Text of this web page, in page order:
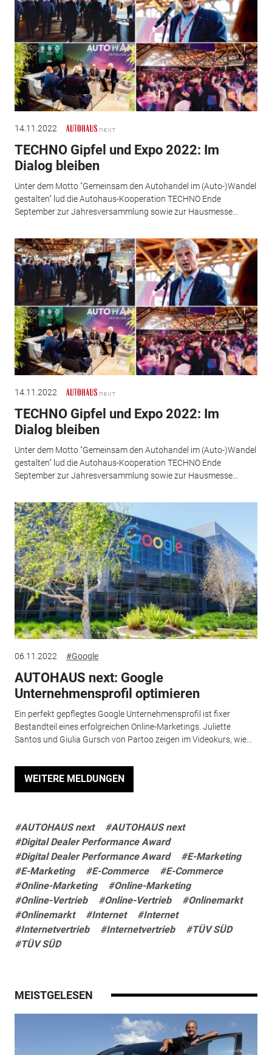
14.11.2022
TECHNO Gipfel und Expo 2022: Im
Dialog bleiben
Unter dem Motto "Gemeinsam den Autohandel im (Auto-)Wandel
gestalten" lud die Autohaus-Kooperation TECHNO Ende
September zur Jahresversammlung sowie zur Hausmesse...
14.11.2022
TECHNO Gipfel und Expo 2022: Im
Dialog bleiben
Unter dem Motto "Gemeinsam den Autohandel im (Auto-)Wandel
gestalten" lud die Autohaus-Kooperation TECHNO Ende
September zur Jahresversammlung sowie zur Hausmesse...
06.11.2022 #Google
AUTOHAUS next: Google
Unternehmensprofil optimieren
Ein perfekt gepflegtes Google Unternehmensprofil ist fixer
Bestandteil eines erfolgreichen Online-Marketings. Juliette
Santos und Giulia Gursch von Partoo zeigen im Videokurs, wie...
WEITERE MELDUNGEN
#AUTOHAUS next
#AUTOHAUS next
#Digital Dealer Performance Award
#Digital Dealer Performance Award
#E-Marketing
#E-Marketing
#E-Commerce
#E-Commerce
#Online-Marketing
#Online-Marketing
#Online-Vertrieb
#Online-Vertrieb
#Onlinemarkt
#Onlinemarkt
#Internet
#Internet
#Internetvertrieb
#Internetvertrieb
#TÜV SÜD
#TÜV SÜD
MEISTGELESEN